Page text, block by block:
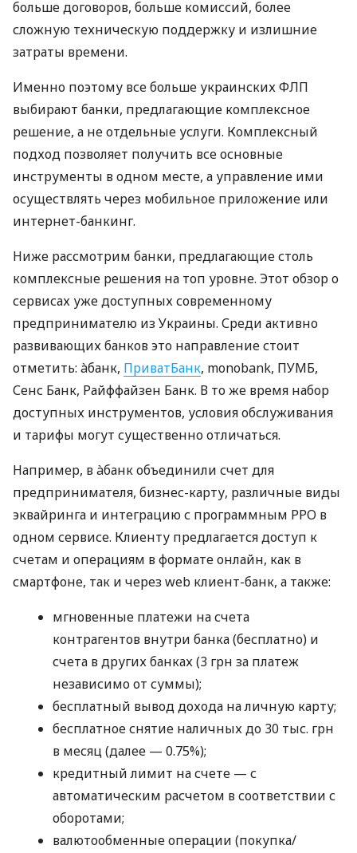
больше договоров, больше комиссий, более
сложную техническую поддержку и излишние
затраты времени.
Именно поэтому все больше украинских ФЛП
выбирают банки, предлагающие комплексное
решение, а не отдельные услуги. Комплексный
подход позволяет получить все основные
инструменты в одном месте, а управление ими
осуществлять через мобильное приложение или
интернет-банкинг.
Ниже рассмотрим банки, предлагающие столь
комплексные решения на топ уровне. Этот обзор о
сервисах уже доступных современному
предпринимателю из Украины. Среди активно
развивающих банков это направление стоит
отметить: àбанк, ПриватБанк, monobank, ПУМБ,
Сенс Банк, Райффайзен Банк. В то же время набор
доступных инструментов, условия обслуживания
и тарифы могут существенно отличаться.
Например, в àбанк объединили счет для
предпринимателя, бизнес-карту, различные виды
эквайринга и интеграцию с программным РРО в
одном сервисе. Клиенту предлагается доступ к
счетам и операциям в формате онлайн, как в
смартфоне, так и через web клиент-банк, а также:
мгновенные платежи на счета
контрагентов внутри банка (бесплатно) и
счета в других банках (3 грн за платеж
независимо от суммы);
бесплатный вывод дохода на личную карту;
бесплатное снятие наличных до 30 тыс. грн
в месяц (далее — 0.75%);
кредитный лимит на счете — с
автоматическим расчетом в соответствии с
оборотами;
валютообменные операции (покупка/